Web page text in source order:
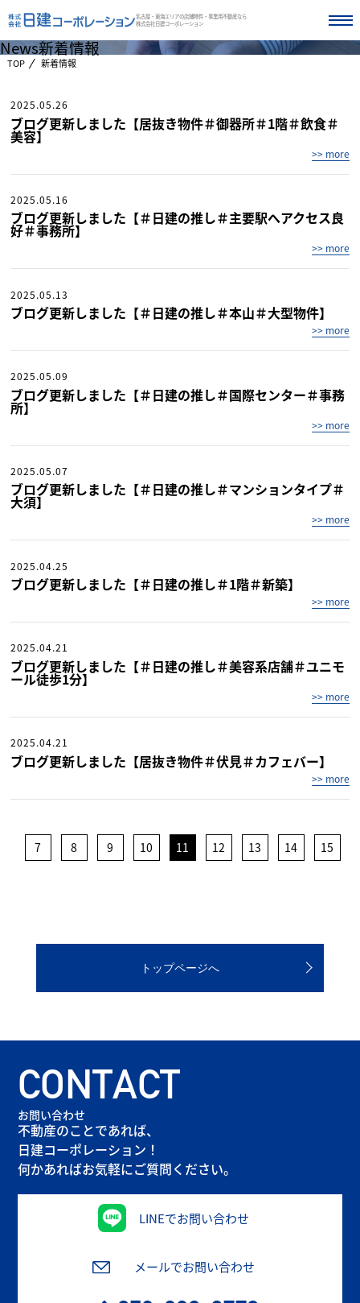
名古屋・東海エリアの店舗物件・事業用不動産なら
株式会社日建コーポレーション
News新着情報
TOP 新着情報
2025.05.26
ブログ更新しました【居抜き物件＃御器所＃1階＃飲食＃
美容】
>> more
2025.05.16
ブログ更新しました【＃日建の推し＃主要駅へアクセス良
好＃事務所】
>> more
2025.05.13
ブログ更新しました【＃日建の推し＃本山＃大型物件】
>> more
2025.05.09
ブログ更新しました【＃日建の推し＃国際センター＃事務
所】
>> more
2025.05.07
ブログ更新しました【＃日建の推し＃マンションタイプ＃
大須】
>> more
2025.04.25
ブログ更新しました【＃日建の推し＃1階＃新築】
>> more
2025.04.21
ブログ更新しました【＃日建の推し＃美容系店舗＃ユニモ
ール徒歩1分】
>> more
2025.04.21
ブログ更新しました【居抜き物件＃伏見＃カフェバー】
>> more
7 8 9 10 11 12 13 14 15
トップページへ
CONTACT
お問い合わせ
不動産のことであれば、
日建コーポレーション！
何かあればお気軽にご質問ください。
LINEでお問い合わせ
メールでお問い合わせ